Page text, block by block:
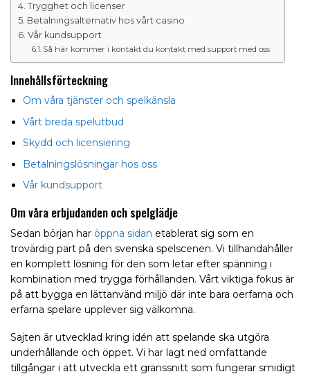
Trygghet och licenser
Betalningsalternativ hos vårt casino
Vår kundsupport
Så här kommer i kontakt du kontakt med support med oss
Innehållsförteckning
Om våra tjänster och spelkänsla
Vårt breda spelutbud
Skydd och licensiering
Betalningslösningar hos oss
Vår kundsupport
Om våra erbjudanden och spelglädje
Sedan början har öppna sidan etablerat sig som en
trovärdig part på den svenska spelscenen. Vi tillhandahåller
en komplett lösning för den som letar efter spänning i
kombination med trygga förhållanden. Vårt viktiga fokus är
på att bygga en lättanvänd miljö där inte bara oerfarna och
erfarna spelare upplever sig välkomna.
Sajten är utvecklad kring idén att spelande ska utgöra
underhållande och öppet. Vi har lagt ned omfattande
tillgångar i att utveckla ett gränssnitt som fungerar smidigt